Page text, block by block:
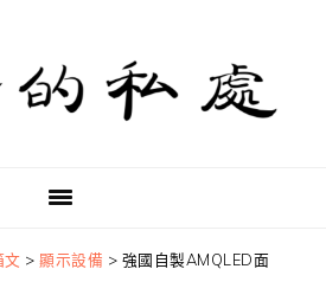
文 >顯示設備 > 強國自製AMQLED面